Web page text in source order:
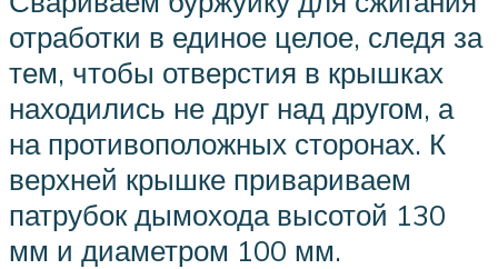
отработки в единое целое, следя за
тем, чтобы отверстия в крышках
находились не друг над другом, а
на противоположных сторонах. К
верхней крышке привариваем
патрубок дымохода высотой 130
мм и диаметром 100 мм.